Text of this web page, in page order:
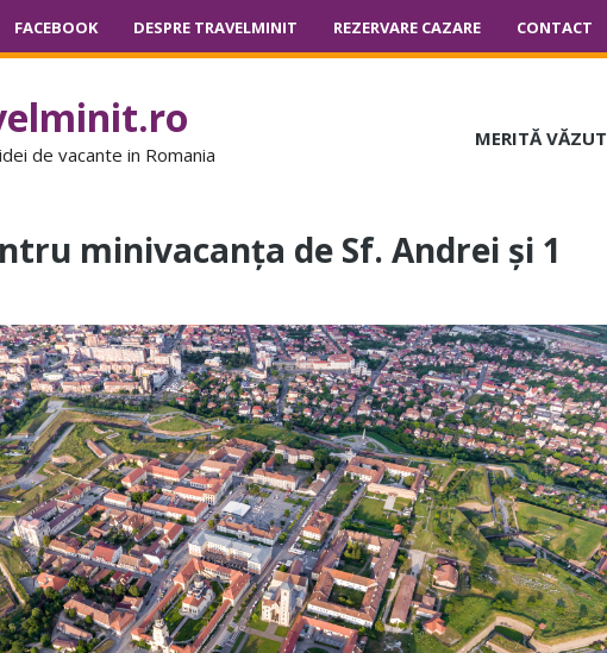
FACEBOOK DESPRE TRAVELMINIT REZERVARE CAZARE CONTACT
de vacante in Romania
MERITĂ VĂZUT
minivacanța de Sf. Andrei și 1